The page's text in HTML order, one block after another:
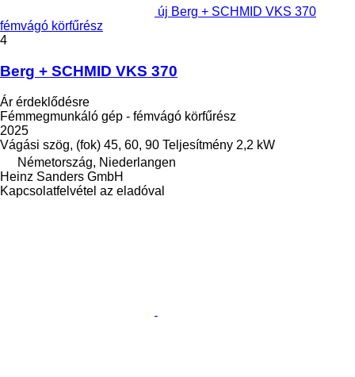
új Berg + SCHMID VKS 370
fémvágó körfűrész
4
Berg + SCHMID VKS 370
Ár érdeklődésre
Fémmegmunkáló gép - fémvágó körfűrész
2025
Vágási szög, (fok) 45, 60, 90 Teljesítmény 2,2 kW
Németország, Niederlangen
Heinz Sanders GmbH
Kapcsolatfelvétel az eladóval